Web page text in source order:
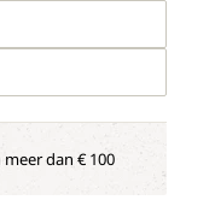
dan € 100